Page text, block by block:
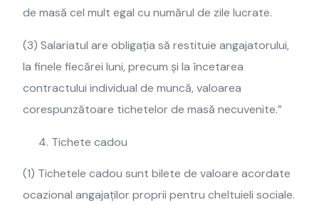
de masă cel mult egal cu numărul de zile lucrate.
(3) Salariatul are obligația să restituie angajatorului,
la finele fiecărei luni, precum și la încetarea
contractului individual de muncă, valoarea
corespunzătoare tichetelor de masă necuvenite.”
Tichete cadou
(1) Tichetele cadou sunt bilete de valoare acordate
ocazional angajaților proprii pentru cheltuieli sociale.